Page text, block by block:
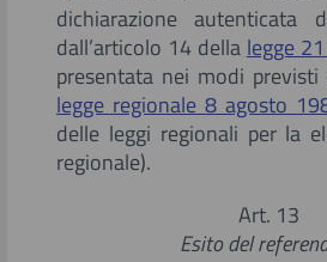
dichiarazione autenticata
dall’articolo 14 della legge
presentata nei modi previsti
legge regionale 8 agosto
delle leggi regionali per la
regionale).
Art. 13
Esito del